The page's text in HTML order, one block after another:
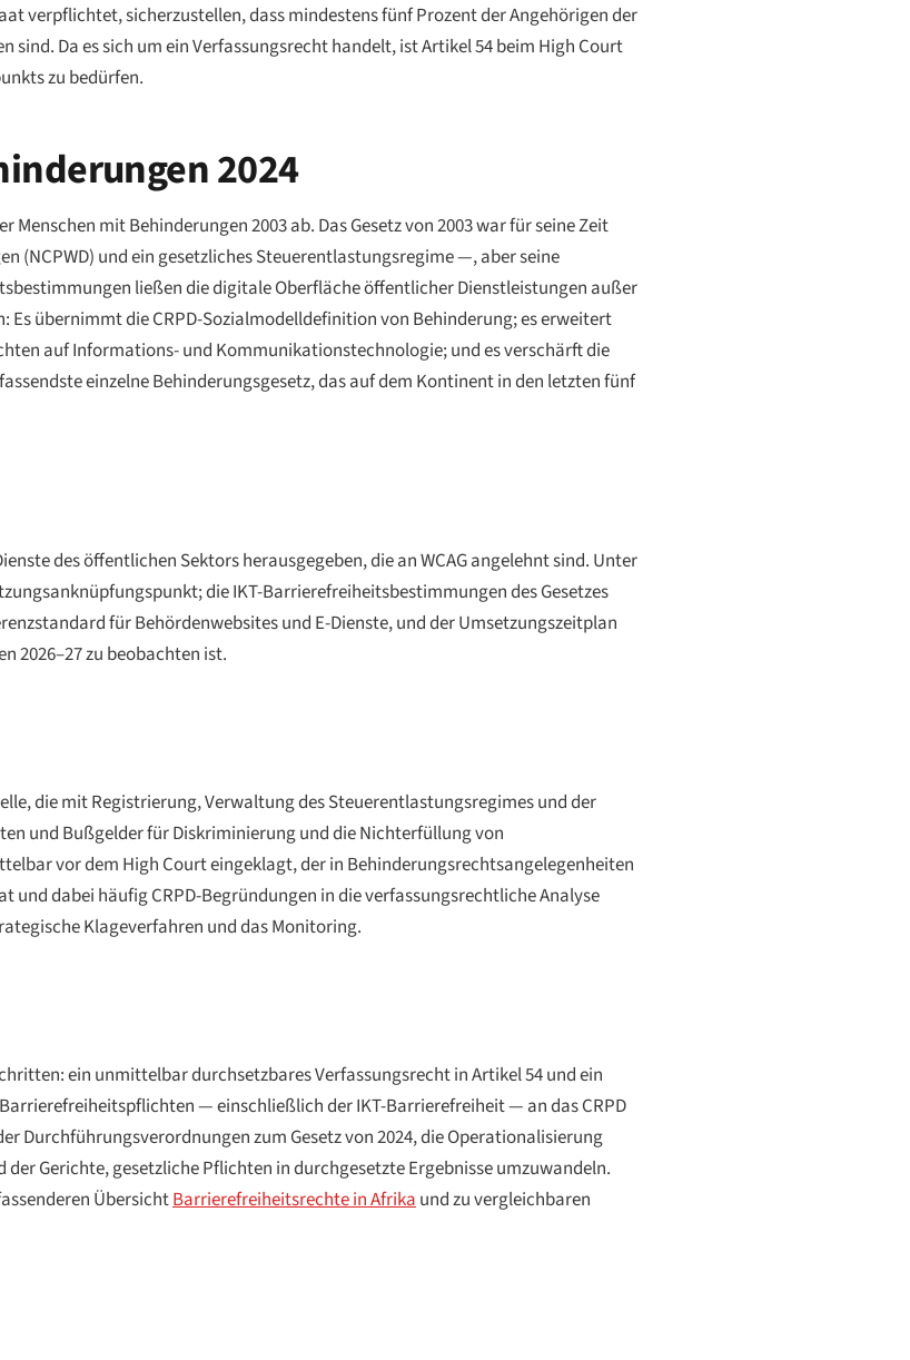
verpflichtet, sicherzustellen, dass mindestens fünf Prozent der Angehörigen der
Da es sich um ein Verfassungsrecht handelt, ist Artikel 54 beim High Court
zu bedürfen.
2024
Menschen mit Behinderungen 2003 ab. Das Gesetz von 2003 war für seine Zeit
und ein gesetzliches Steuerentlastungsregime —, aber seine
ließen die digitale Oberfläche öffentlicher Dienstleistungen außer
Es übernimmt die CRPD-Sozialmodelldefinition von Behinderung; es erweitert
auf Informations- und Kommunikationstechnologie; und es verschärft die
einzelne Behinderungsgesetz, das auf dem Kontinent in den letzten fünf
des öffentlichen Sektors herausgegeben, die an WCAG angelehnt sind. Unter
die IKT-Barrierefreiheitsbestimmungen des Gesetzes
für Behördenwebsites und E-Dienste, und der Umsetzungszeitplan
2026–27 zu beobachten ist.
die mit Registrierung, Verwaltung des Steuerentlastungsregimes und der
und Bußgelder für Diskriminierung und die Nichterfüllung von
vor dem High Court eingeklagt, der in Behinderungsrechtsangelegenheiten
dabei häufig CRPD-Begründungen in die verfassungsrechtliche Analyse
Klageverfahren und das Monitoring.
ein unmittelbar durchsetzbares Verfassungsrecht in Artikel 54 und ein
— einschließlich der IKT-Barrierefreiheit — an das CRPD
Durchführungsverordnungen zum Gesetz von 2024, die Operationalisierung
Gerichte, gesetzliche Pflichten in durchgesetzte Ergebnisse umzuwandeln.
ÜbersichtBarrierefreiheitsrechte in Afrikaund zu vergleichbaren